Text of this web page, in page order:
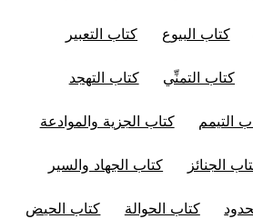
كتاب البيوع كتاب التعبير
كتاب التمنِّي كتاب التهجد
التيمم كتاب الجزية والموادعة
الجنائز كتاب الجهاد والسير
كتاب الحوالة كتاب الحيض